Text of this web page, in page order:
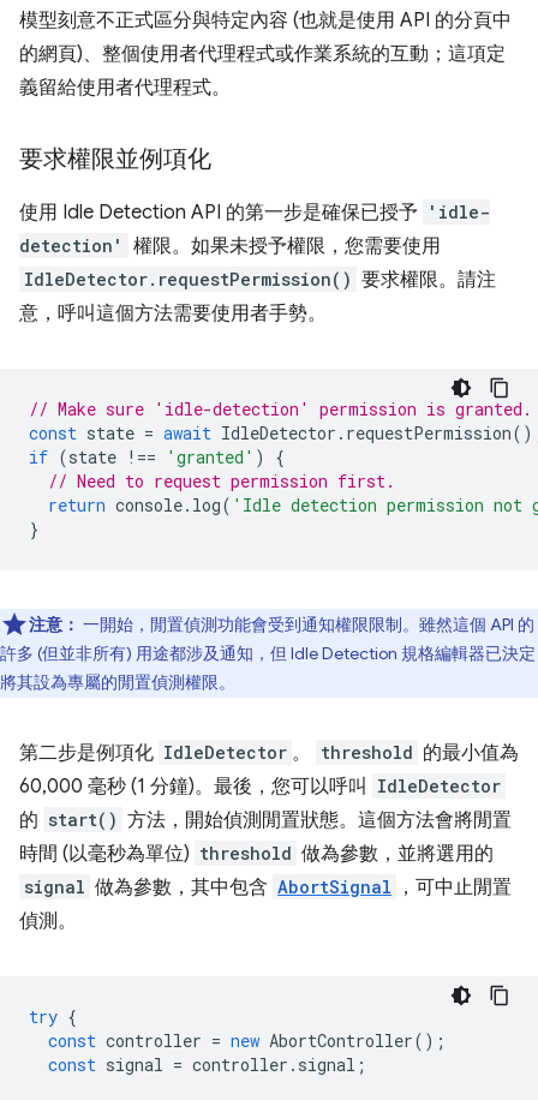
模型刻意不正式區分與特定內容 (也就是使用 API 的分頁中
的網頁)、整個使用者代理程式或作業系統的互動；這項定
義留給使用者代理程式。
要求權限並例項化
使用 Idle Detection API 的第一步是確保已授予 'idle-
detection'
權限。如果未授予權限，您需要使用
IdleDetector.requestPermission() 要求權限。請注
意，呼叫這個方法需要使用者手勢。
// Make sure 'idle-detection' permission is granted.
const state = await IdleDetector . requestPermission
if (state !== 'granted' )
{
// Need to request permission first.
return console. log( 'Idle detection permission not
}
注意： 一開始，閒置偵測功能會受到通知權限限制。雖然這個 API 的
許多 (但並非所有) 用途都涉及通知，但 Idle Detection 規格編輯器已決定
將其設為專屬的閒置偵測權限。
第二步是例項化 IdleDetector 。 threshold 的最小值為
60,000 毫秒 (1 分鐘)。最後，您可以呼叫
IdleDetector
的 start() 方法，開始偵測閒置狀態。這個方法會將閒置
時間 (以毫秒為單位) threshold 做為參數，並將選用的
signal 做為參數，其中包含 AbortSignal
，可中止閒置
偵測。
try {
const controller = new AbortController();
const signal = controller . signal ;